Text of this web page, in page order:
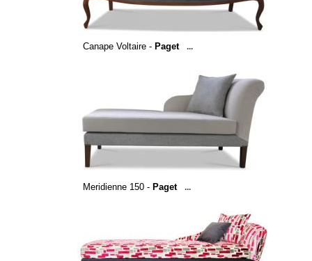
Canape Voltaire - Paget ...
Meridienne 150 - Paget ...